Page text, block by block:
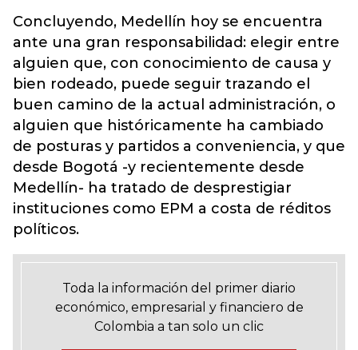
Concluyendo, Medellín hoy se encuentra
ante una gran responsabilidad: elegir entre
alguien que, con conocimiento de causa y
bien rodeado, puede seguir trazando el
buen camino de la actual administración, o
alguien que históricamente ha cambiado
de posturas y partidos a conveniencia, y que
desde Bogotá -y recientemente desde
Medellín- ha tratado de desprestigiar
instituciones como EPM a costa de réditos
políticos.
Toda la información del primer diario
económico, empresarial y financiero de
Colombia a tan solo un clic